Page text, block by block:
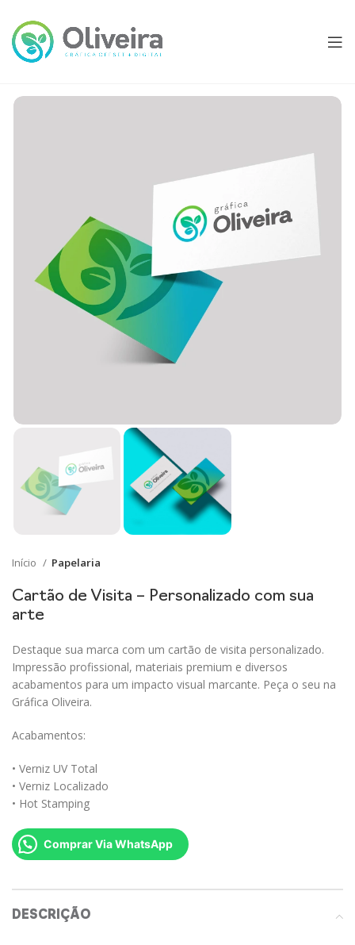
Início Papelaria
Cartão de Visita – Personalizado com sua
arte
Destaque sua marca com um cartão de visita personalizado.
Impressão profissional, materiais premium e diversos
acabamentos para um impacto visual marcante. Peça o seu na
Gráfica Oliveira.
Acabamentos:
• Verniz UV Total
• Verniz Localizado
• Hot Stamping
Comprar Via WhatsApp
DESCRIÇÃO